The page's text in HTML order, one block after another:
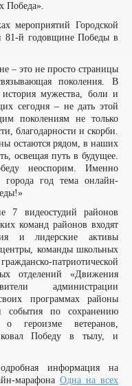
Победа».
мероприятий Городской
81-й годовщине Победы в
– это не просто страницы
поколения. В
мужества, боли и
сегодня – не дать этой
поколениям не только
благодарности и скорби.
остаются рядом, в наших
освещая путь в будущее.
неоспорим. Именно
год тема онлайн-
7 видеостудий районов
команд районов входят
и лидерские активы
команды школьных
патриотической
отделений «Движения
администрации
программах районы
события по сохранению
героизме ветеранов,
ковал Победу в тылу, и
информация на
марафонаОдна на всех